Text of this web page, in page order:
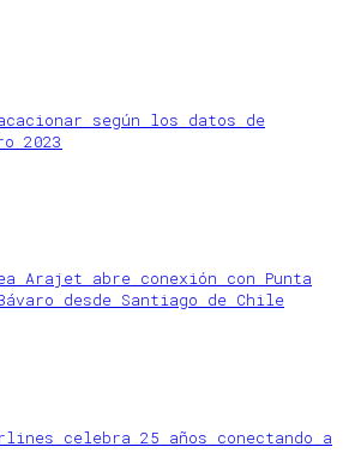
según los datos de
2023
Arajet abre conexión con Punta
desde Santiago de Chile
celebra 25 años conectando a